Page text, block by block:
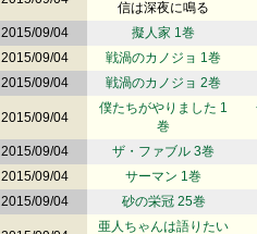
信は深夜に鳴る
2015/09/04
擬人家 1巻
2015/09/04
戦渦のカノジョ 1巻
2015/09/04
戦渦のカノジョ 2巻
2015/09/04
僕たちがやりました 1
巻
2015/09/04
ザ・ファブル 3巻
2015/09/04
サーマン 1巻
2015/09/04
砂の栄冠 25巻
亜人ちゃんは語りたい